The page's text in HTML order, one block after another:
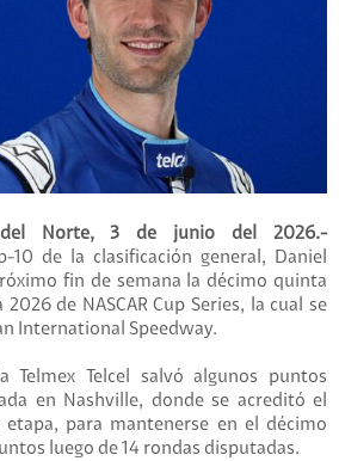
del Norte, 3 de junio del 2026.-
10 de la clasificación general, Daniel
fin de semana la décimo quinta
de NASCAR Cup Series, la cual se
International Speedway.
Telmex Telcel salvó algunos puntos
en Nashville, donde se acreditó el
para mantenerse en el décimo
luego de 14 rondas disputadas.